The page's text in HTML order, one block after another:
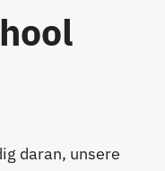
daran, unsere